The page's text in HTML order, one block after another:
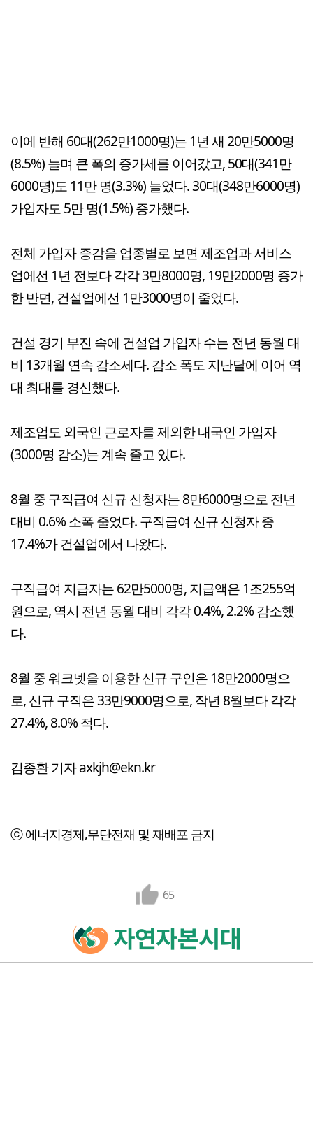
이에 반해 60대(262만1000명)는 1년 새 20만5000명
(8.5%) 늘며 큰 폭의 증가세를 이어갔고, 50대(341만
6000명)도 11만 명(3.3%) 늘었다. 30대(348만6000명)
가입자도 5만 명(1.5%) 증가했다.
전체 가입자 증감을 업종별로 보면 제조업과 서비스
업에선 1년 전보다 각각 3만8000명, 19만2000명 증가
한 반면, 건설업에선 1만3000명이 줄었다.
건설 경기 부진 속에 건설업 가입자 수는 전년 동월 대
비 13개월 연속 감소세다. 감소 폭도 지난달에 이어 역
대 최대를 경신했다.
제조업도 외국인 근로자를 제외한 내국인 가입자
(3000명 감소)는 계속 줄고 있다.
8월 중 구직급여 신규 신청자는 8만6000명으로 전년
대비 0.6% 소폭 줄었다. 구직급여 신규 신청자 중
17.4%가 건설업에서 나왔다.
구직급여 지급자는 62만5000명, 지급액은 1조255억
원으로, 역시 전년 동월 대비 각각 0.4%, 2.2% 감소했
다.
8월 중 워크넷을 이용한 신규 구인은 18만2000명으
로, 신규 구직은 33만9000명으로, 작년 8월보다 각각
27.4%, 8.0% 적다.
김종환 기자 axkjh@ekn.kr
ⓒ 에너지경제,무단전재 및 재배포 금지
65